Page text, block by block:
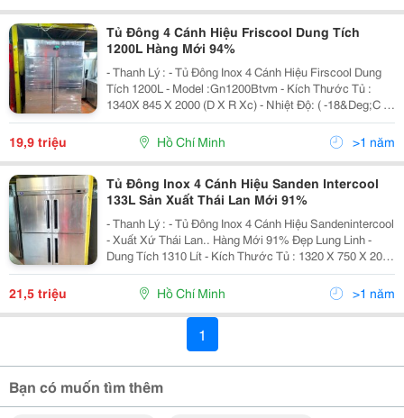
Tủ Đông 4 Cánh Hiệu Friscool Dung Tích
1200L Hàng Mới 94%
- Thanh Lý : - Tủ Đông Inox 4 Cánh Hiệu Firscool Dung
Tích 1200L - Model :Gn1200Btvm - Kích Thước Tủ :
1340X 845 X 2000 (D X R Xc) - Nhiệt Độ: ( -18&Deg;C ~
-22&Deg;C) - Điện Áp : 220V - Gas R404A - Số Kệ : 06
Cái - Chế Độ Bảo Hành :...
19,9 triệu Hồ Chí Minh >1 năm
Tủ Đông Inox 4 Cánh Hiệu Sanden Intercool
133L Sản Xuất Thái Lan Mới 91%
- Thanh Lý : - Tủ Đông Inox 4 Cánh Hiệu Sandenintercool
- Xuất Xứ Thái Lan.. Hàng Mới 91% Đẹp Lung Linh -
Dung Tích 1310 Lít - Kích Thước Tủ : 1320 X 750 X 2000
(Dxrxc) - Trọng Lượng: 149Kg - Máy Nén Khí (Hp) 3/4 -
Nhiệt Độ: ( -18&Deg;C)...
21,5 triệu Hồ Chí Minh >1 năm
1
Bạn có muốn tìm thêm